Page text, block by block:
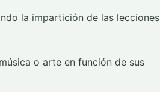
la impartición de las lecciones
o arte en función de sus